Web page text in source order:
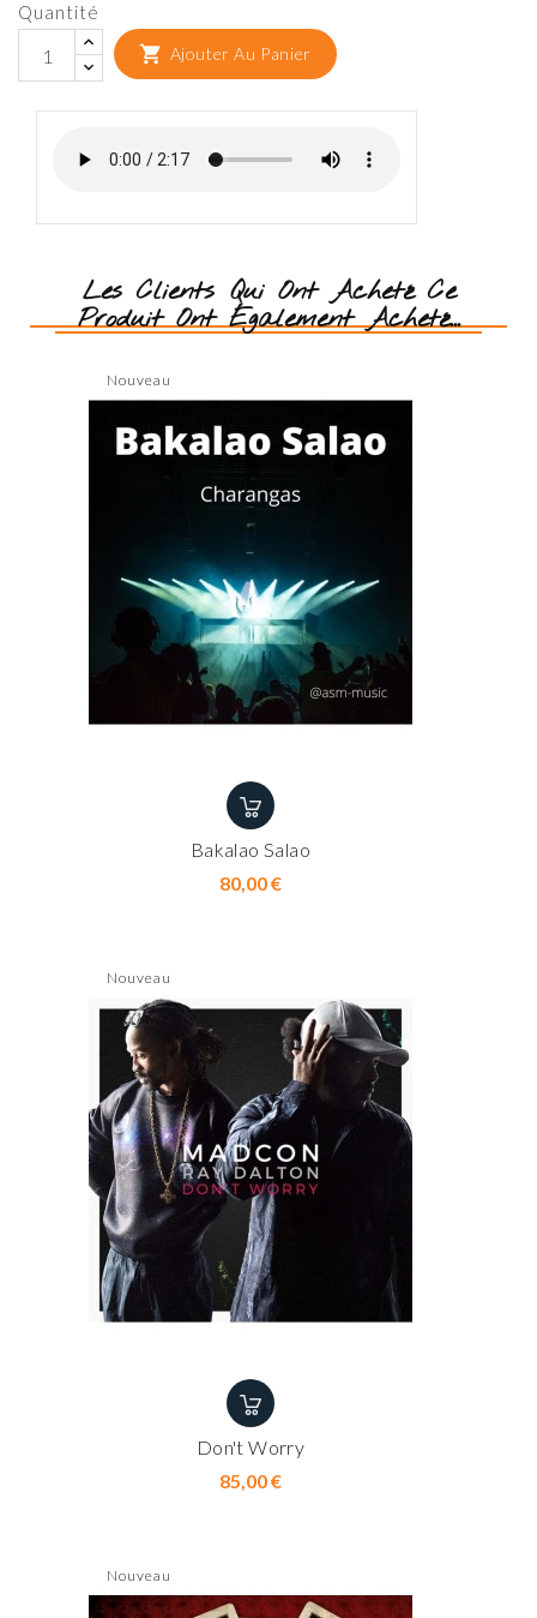
Quantité
 Ajouter Au Panier
Les Clients Qui Ont Acheté Ce
Produit Ont Également Acheté...
Nouveau
Bakalao Salao
80,00 €Prix
Nouveau
Don't Worry
85,00 €Prix
Nouveau